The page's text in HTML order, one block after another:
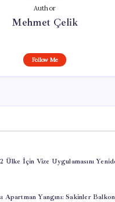
Author
Mehmet Çelik
Follow Me
Ülke İçin Vize Uygulamasını
Apartman Yangını: Sakinler